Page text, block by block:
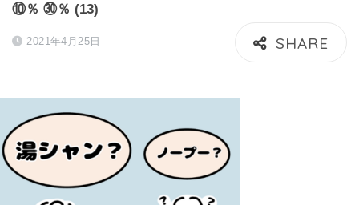
⑩％ ㉚％ (13)
2021年4月25日